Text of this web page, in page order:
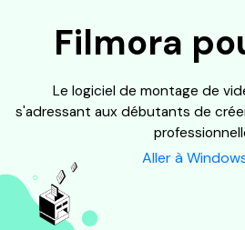
Utilitaire
Conception
Conception
Téléchargement
Support
Configuration requise
ESSAI GRATUIT ACHETER
Filmora
Le logiciel de montage de
s'adressant aux débutants de
Aller à